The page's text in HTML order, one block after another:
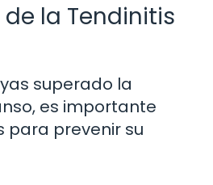
la Tendinitis
superado la
es importante
prevenir su